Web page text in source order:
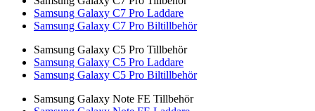
Samsung Galaxy C7 Pro Laddare
Samsung Galaxy C7 Pro Biltillbehör
Samsung Galaxy C5 Pro Tillbehör
Samsung Galaxy C5 Pro Laddare
Samsung Galaxy C5 Pro Biltillbehör
Samsung Galaxy Note FE Tillbehör